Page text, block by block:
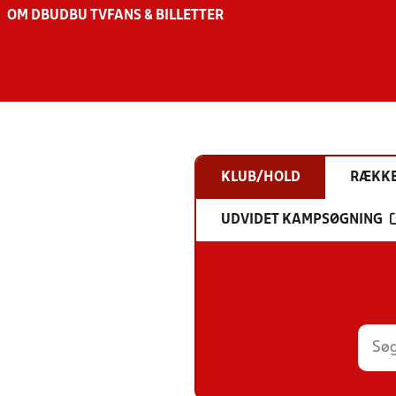
OM DBU DBU TV FANS & BILLETTER
KLUB/HOLD
UDVIDET KAMPSØGNING